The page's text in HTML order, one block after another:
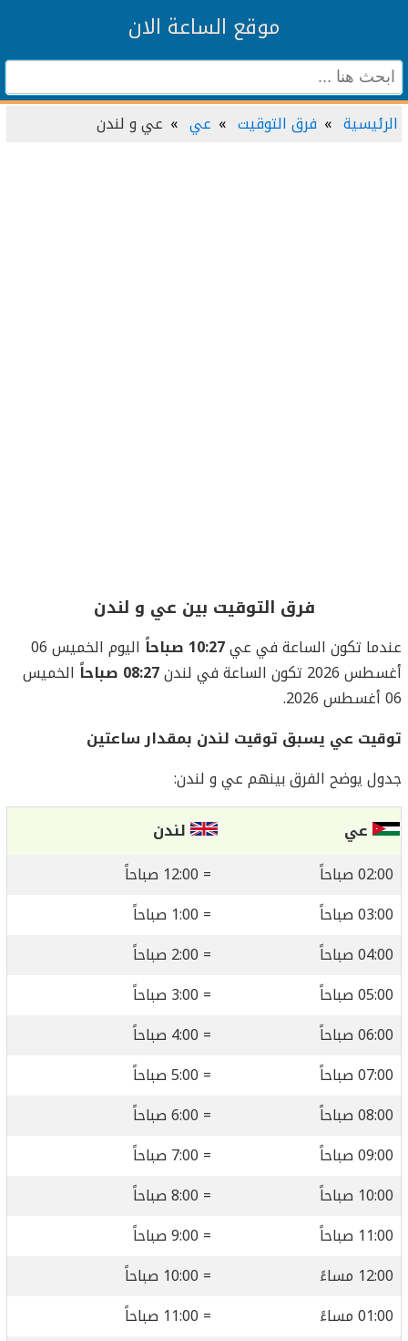
موقع الساعة الان
الرئيسية فرق التوقيت عي عي و لندن
فرق التوقيت بين عي و لندن
عندما تكون الساعة في عي10:27 صباحاً
اليوم الخميس 06
أغسطس 2026 تكون الساعة في لندن
08:27 صباحاً
الخميس
06 أغسطس 2026.
توقيت عي يسبق توقيت لندن بمقدار ساعتين
جدول يوضح الفرق بينهم عي و لندن:
عي
لندن
02:00 صباحاً
= 12:00 صباحاً
03:00 صباحاً
= 1:00 صباحاً
04:00 صباحاً
= 2:00 صباحاً
05:00 صباحاً
= 3:00 صباحاً
06:00 صباحاً
= 4:00 صباحاً
07:00 صباحاً
= 5:00 صباحاً
08:00 صباحاً
= 6:00 صباحاً
09:00 صباحاً
= 7:00 صباحاً
10:00 صباحاً
= 8:00 صباحاً
11:00 صباحاً
= 9:00 صباحاً
12:00 مساءً
= 10:00 صباحاً
01:00 مساءً
= 11:00 صباحاً